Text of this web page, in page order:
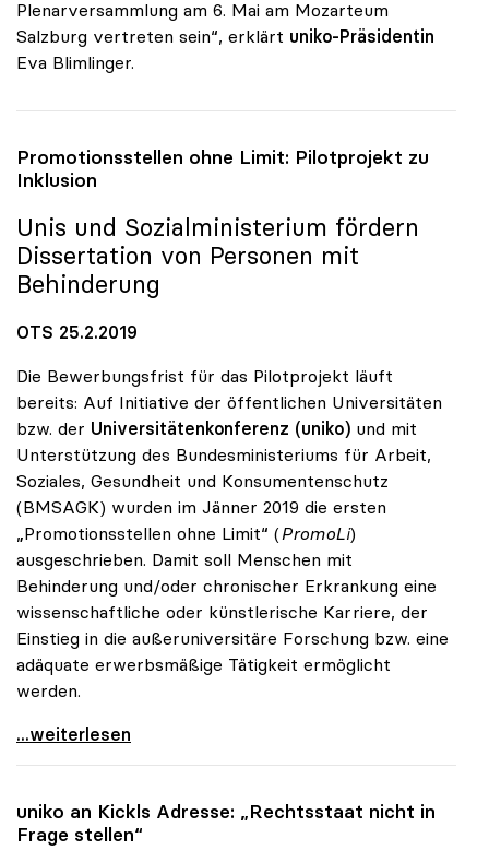
Plenarversammlung am 6. Mai am Mozarteum
Salzburg vertreten sein“, erklärt uniko-Präsidentin
Eva Blimlinger.
Promotionsstellen ohne Limit: Pilotprojekt zu
Inklusion
Unis und Sozialministerium fördern
Dissertation von Personen mit
Behinderung
OTS 25.2.2019
Die Bewerbungsfrist für das Pilotprojekt läuft
bereits: Auf Initiative der öffentlichen Universitäten
bzw. der Universitätenkonferenz (uniko) und mit
Unterstützung des Bundesministeriums für Arbeit,
Soziales, Gesundheit und Konsumentenschutz
(BMSAGK) wurden im Jänner 2019 die ersten
„Promotionsstellen ohne Limit“ (PromoLi)
ausgeschrieben. Damit soll Menschen mit
Behinderung und/oder chronischer Erkrankung eine
wissenschaftliche oder künstlerische Karriere, der
Einstieg in die außeruniversitäre Forschung bzw. eine
adäquate erwerbsmäßige Tätigkeit ermöglicht
werden.
Promotionsstellen ohne Limit: Pilotprojekt zu
...weiterlesen
uniko an Kickls Adresse: „Rechtsstaat nicht in
Frage stellen“